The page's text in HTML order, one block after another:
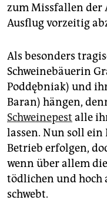
zum Missfallen der
Ausflug vorzeitig
Als besonders
Schweinebäuerin
Poddębniak) und
Baran) hängen,
Schweinepest alle
lassen. Nun soll
Betrieb erfolgen,
wenn über allem
tödlichen und hoch
schwebt.